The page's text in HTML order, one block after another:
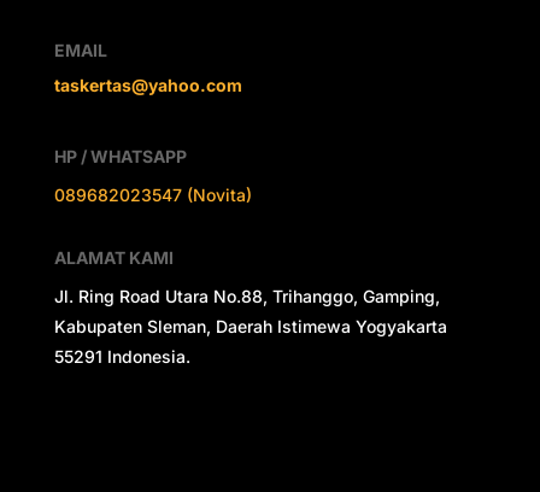
EMAIL
taskertas@yahoo.com
HP / WHATSAPP
089682023547 (Novita)
ALAMAT KAMI
Jl. Ring Road Utara No.88, Trihanggo, Gamping,
Kabupaten Sleman, Daerah Istimewa Yogyakarta
55291 Indonesia.